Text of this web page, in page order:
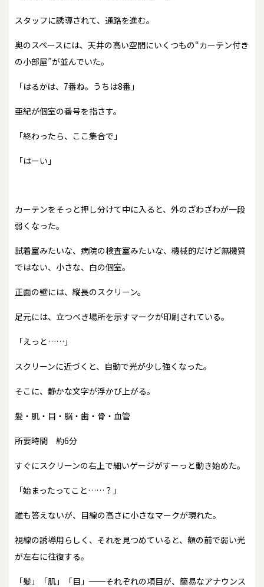
スタッフに誘導されて、通路を進む。
奥のスペースには、天井の高い空間にいくつもの“カーテン付き
の小部屋”が並んでいた。
「はるかは、7番ね。うちは8番」
亜紀が個室の番号を指さす。
「終わったら、ここ集合で」
「はーい」
カーテンをそっと押し分けて中に入ると、外のざわざわが一段
弱くなった。
試着室みたいな、病院の検査室みたいな、機械的だけど無機質
ではない、小さな、白の個室。
正面の壁には、縦長のスクリーン。
足元には、立つべき場所を示すマークが印刷されている。
「えっと……」
スクリーンに近づくと、自動で光が少し強くなった。
そこに、静かな文字が浮かび上がる。
髪・肌・目・脳・歯・骨・血管
所要時間 約6分
すぐにスクリーンの右上で細いゲージがすーっと動き始めた。
「始まったってこと……？」
誰も答えないが、目線の高さに小さなマークが現れた。
視線の誘導用らしく、それを見つめていると、額の前で弱い光
が左右に往復する。
「髪」「肌」「目」──それぞれの項目が、簡易なアナウンス